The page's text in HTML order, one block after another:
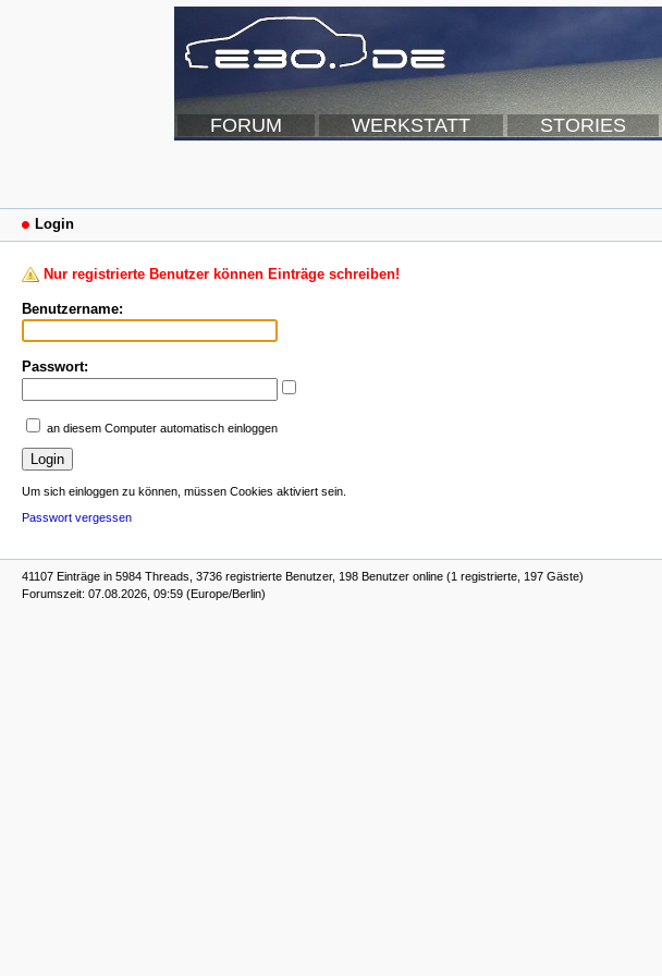
FORUM WERKSTATT STORIES
Login
Nur registrierte Benutzer können Einträge schreiben!
Benutzername:
Passwort:
an diesem Computer automatisch einloggen
Um sich einloggen zu können, müssen Cookies aktiviert sein.
Passwort vergessen
41107 Einträge in 5984 Threads, 3736 registrierte Benutzer, 198 Benutzer online (1 registrierte, 197 Gäste)
Forumszeit: 07.08.2026, 09:59 (Europe/Berlin)